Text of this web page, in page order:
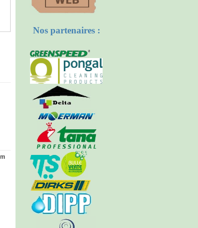
Nos partenaires :